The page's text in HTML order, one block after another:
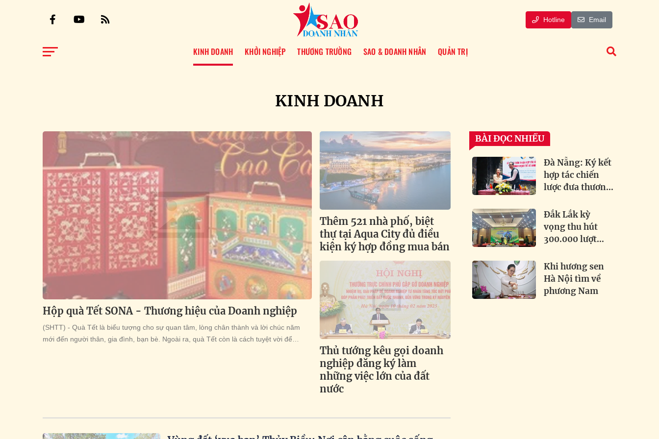
Hotline Email
KINH DOANH KHỞI NGHIỆP THƯƠNG TRƯỜNG SAO & DOANH NHÂN QUẢN TRỊ
KINH DOANH
Hộp quà Tết SONA - Thương hiệu của Doanh nghiệp
(SHTT) - Quà Tết là biểu tượng cho sự quan tâm, lòng chân thành và lời chúc năm
mới đến người thân, gia đình, bạn bè. Ngoài ra, quà Tết còn là cách tuyệt vời để
Thêm 521 nhà phố, biệt
thự tại Aqua City đủ điều
kiện ký hợp đồng mua bán
Thủ tướng kêu gọi doanh
nghiệp đăng ký làm
những việc lớn của đất
nước
BÀI ĐỌC NHIỀU
Đà Nẵng: Ký kết
hợp tác chiến
lược đưa thương
của Đức về Việt
Nam
Đắk Lắk kỳ
vọng thu hút
300.000 lượt
Sầu riêng 2026
Khi hương sen
Hà Nội tìm về
phương Nam